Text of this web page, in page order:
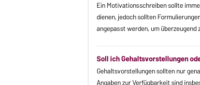
Ein Motivationsschreiben sollte
dienen, jedoch sollten
angepasst werden, um
Soll ich Gehaltsvorstellungen
Gehaltsvorstellungen sollten nur
Angaben zur Verfügbarkeit sind